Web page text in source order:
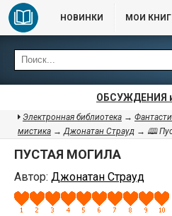
НОВИНКИ МОИ
ОБСУЖДЕНИЯ
Электронная библиотека →
мистика →Джонатан Страуд → 🕮
ПУСТАЯ МОГИЛА
Автор: Джонатан Страуд